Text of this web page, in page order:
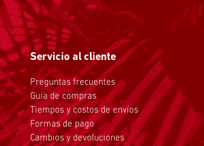
Servicio al cliente
Preguntas frecuentes
Guía de compras
Tiempos y costos de envíos
Formas de pago
Cambios y devoluciones